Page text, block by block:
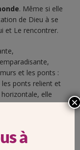
. Même si elle
de Dieu à se
et Le rencontrer.
et les ponts :
ponts relient et
horizontale, elle
nous dit le Ciel,
à
×